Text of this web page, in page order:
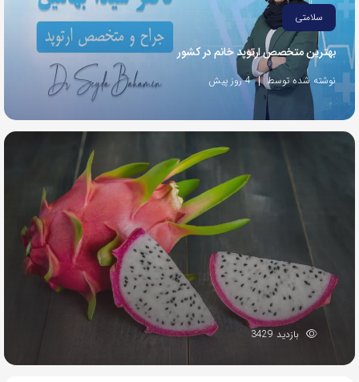
کپی
لینک
سلامتی
بهترین متخصص ارتوپد خانم در کشور
نوشته شده توسط 4 روز پیش
بازدید 3429